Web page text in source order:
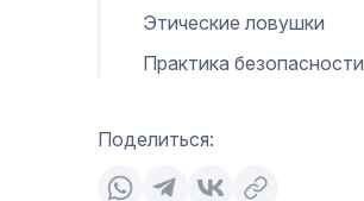
Этические ловушки
Практика безопасности
Поделиться: